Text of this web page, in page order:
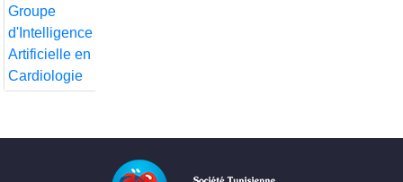
Groupe
d'Intelligence
Artificielle en
Cardiologie